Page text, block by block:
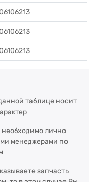
таблице носит
необходимо лично
менеджерами по
запчасть